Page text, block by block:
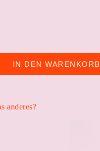
IN DEN WARENKORB
anderes?